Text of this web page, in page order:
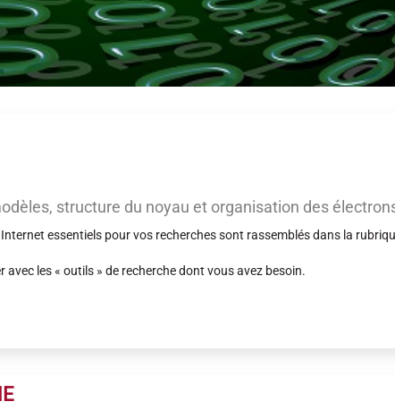
structure du noyau et organisation des
essentiels pour vos recherches sont rassemblés dans la
les « outils » de recherche dont vous avez besoin.